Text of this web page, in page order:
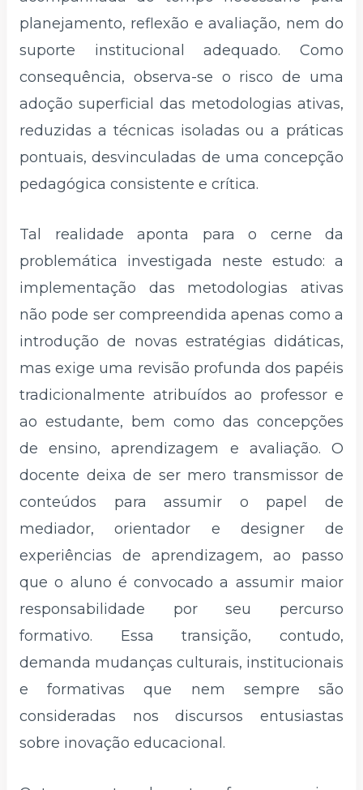
planejamento, reflexão e avaliação, nem do
suporte institucional adequado. Como
consequência, observa-se o risco de uma
adoção superficial das metodologias ativas,
reduzidas a técnicas isoladas ou a práticas
pontuais, desvinculadas de uma concepção
pedagógica consistente e crítica.
Tal realidade aponta para o cerne da
problemática investigada neste estudo: a
implementação das metodologias ativas
não pode ser compreendida apenas como a
introdução de novas estratégias didáticas,
mas exige uma revisão profunda dos papéis
tradicionalmente atribuídos ao professor e
ao estudante, bem como das concepções
de ensino, aprendizagem e avaliação. O
docente deixa de ser mero transmissor de
conteúdos para assumir o papel de
mediador, orientador e designer de
experiências de aprendizagem, ao passo
que o aluno é convocado a assumir maior
responsabilidade por seu percurso
formativo. Essa transição, contudo,
demanda mudanças culturais, institucionais
e formativas que nem sempre são
consideradas nos discursos entusiastas
sobre inovação educacional.